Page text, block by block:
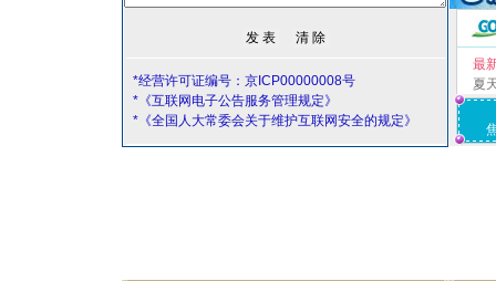
*经营许可证编号：京ICP00000008号
*《互联网电子公告服务管理规定》
*《全国人大常委会关于维护互联网安全的规定》
最
夏